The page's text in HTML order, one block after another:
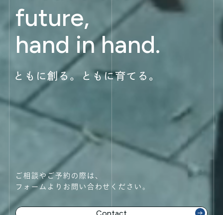
future,
hand in hand.
ご相談やご予約の際は、
フォームよりお問い合わせください。